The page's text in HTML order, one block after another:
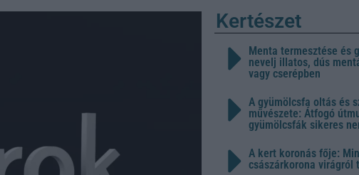
Kertészet
Menta termesztése és
nevelj illatos, dús
vagy cserépben
A gyümölcsfa oltás és
művészete: Átfogó
gyümölcsfák sikeres
A kert koronás fője:
császárkorona virágról